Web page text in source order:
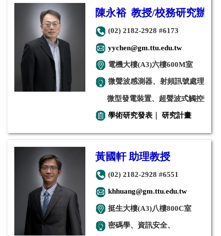
陳永裕 教授/校務研究辦公
(02) 2182-2928 #6173
yychen@gm.ttu.edu.tw
電機大樓(A3)六樓600M室
微聲波感測器、射頻訊號處理元件
微型發電裝置、超聲波式觸控螢幕
學術研究發表 ｜ 研究計畫
黃國軒 助理教授
(02) 2182-2928 #6551
khhuang@gm.ttu.edu.tw
挺生大樓(A3)八樓800C室
密碼學、資訊安全、